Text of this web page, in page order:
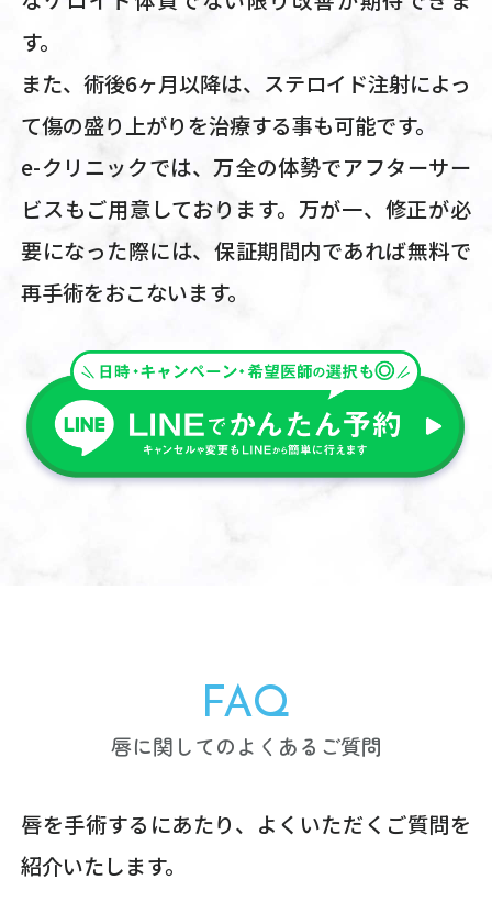
す。
また、術後6ヶ月以降は、ステロイド注射によっ
て傷の盛り上がりを治療する事も可能です。
e-クリニックでは、万全の体勢でアフターサー
ビスもご用意しております。万が一、修正が必
要になった際には、保証期間内であれば無料で
再手術をおこないます。
FAQ
唇に関してのよくあるご質問
唇を手術するにあたり、よくいただくご質問を
紹介いたします。